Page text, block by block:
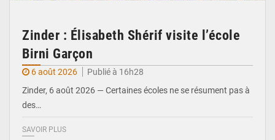
Zinder : Élisabeth Shérif visite l’école
Birni Garçon
6 août 2026
Publié à 16h28
Zinder, 6 août 2026 — Certaines écoles ne se résument pas à
des…
SAVOIR PLUS